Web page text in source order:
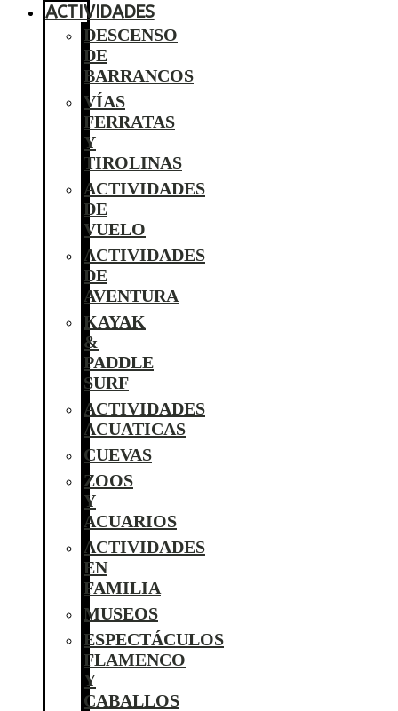
ACTIVIDADES
DESCENSO
DE
BARRANCOS
VÍAS
FERRATAS
Y
TIROLINAS
ACTIVIDADES
DE
VUELO
ACTIVIDADES
DE
AVENTURA
KAYAK
&
PADDLE
SURF
ACTIVIDADES
ACUATICAS
CUEVAS
ZOOS
Y
ACUARIOS
ACTIVIDADES
EN
FAMILIA
MUSEOS
ESPECTÁCULOS
FLAMENCO
Y
CABALLOS